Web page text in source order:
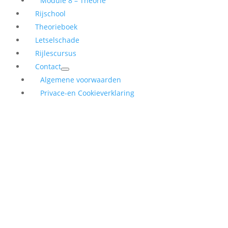
Rijschool
Theorieboek
Letselschade
Rijlescursus
Contact
Algemene voorwaarden
Privace-en Cookieverklaring